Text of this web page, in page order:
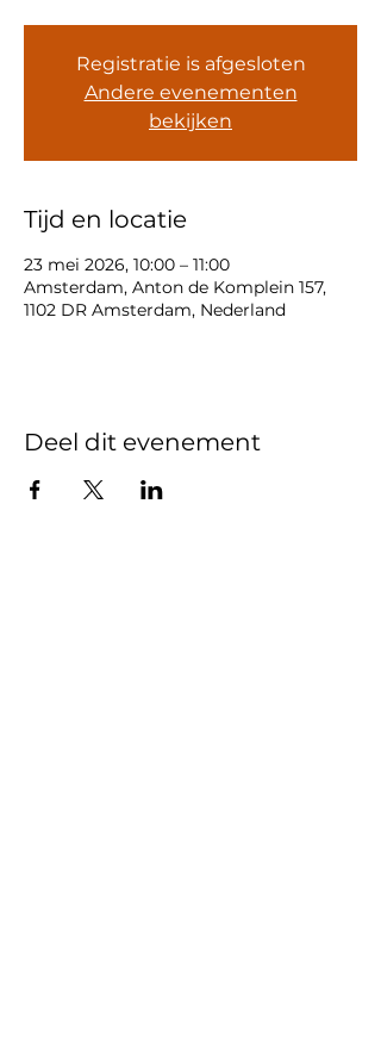
Registratie is afgesloten
Andere evenementen
bekijken
Tijd en locatie
23 mei 2026, 10:00 – 11:00
Amsterdam, Anton de Komplein 157,
1102 DR Amsterdam, Nederland
Deel dit evenement